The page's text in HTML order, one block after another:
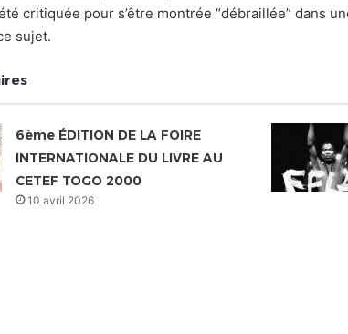
critiquée pour s’être montrée “débraillée” dans
sujet.
6ème ÉDITION DE LA FOIRE
INTERNATIONALE DU LIVRE AU
CETEF TOGO 2000
10 avril 2026